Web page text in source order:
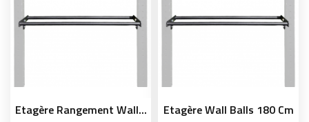
Etagère Rangement Wall...
Etagère Wall Balls 180 Cm